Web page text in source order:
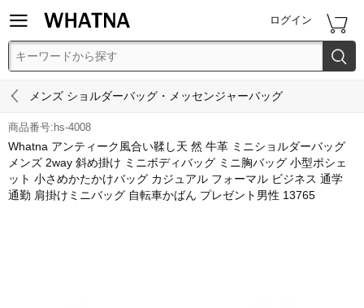
 ログイン 

 メンズ ショルダーバッグ・メッセンジャーバッグ
商品番号:hs-4008
Whatna アンティーク風合い鞣し天 然 牛革 ミニショルダーバッグ
メンズ 2way 斜め掛け ミニボディバッグ ミニ胸バッグ 小型ポシェ
ット 小さめかたかけバッグ カジュアル フォーマル ビジネス 通学
通勤 肩掛けミニバッグ 自転車かばん プレゼント男性 13765